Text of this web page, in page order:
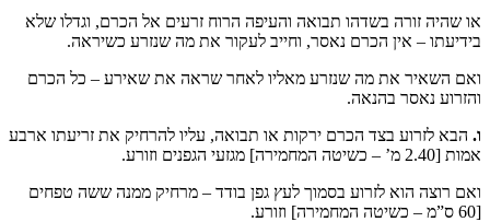
או שהיה זורה בשדהו תבואה והעיפה הרוח זרעים אל הכרם, וגדלו שלא
בידיעתו – אין הכרם נאסר, וחייב לעקור את מה שנזרע כשיראה.
ואם השאיר את מה שנזרע מאליו לאחר שראה את שאירע – כל הכרם
והזרוע נאסר בהנאה.
ו. הבא לזרוע בצד הכרם ירקות או תבואה, עליו להרחיק את זריעתו ארבע
אמות [2.40 מ’ – כשיטה המחמירה] מגזעי הגפנים וזורע.
ואם רוצה הוא לזרוע בסמוך לעץ גפן בודד – מרחיק ממנה ששה טפחים
[60 ס”מ – כשיטה המחמירה] וזורע.